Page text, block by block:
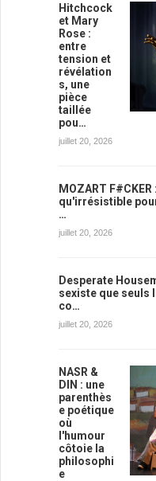
Hitchcock
et Mary
Rose :
entre
tension et
révélation
s, une
pièce
taillée
pou…
juillet 20, 2026
MOZART
qu'irrésistible
…
juillet 20, 2026
Desperate
sexiste que seuls
co…
juillet 20, 2026
NASR &
DIN : une
parenthès
e poétique
où
l'humour
côtoie la
philosophi
e